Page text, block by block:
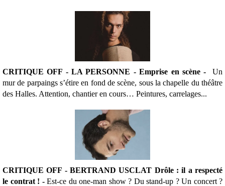
CRITIQUE OFF - LA PERSONNE - Emprise en scène - Un
mur de parpaings s’étire en fond de scène, sous la chapelle du théâtre
des Halles. Attention, chantier en cours… Peintures, carrelages...
CRITIQUE OFF - BERTRAND USCLAT Drôle : il a respecté
le contrat ! - Est-ce du one-man show ? Du stand-up ? Un concert ?